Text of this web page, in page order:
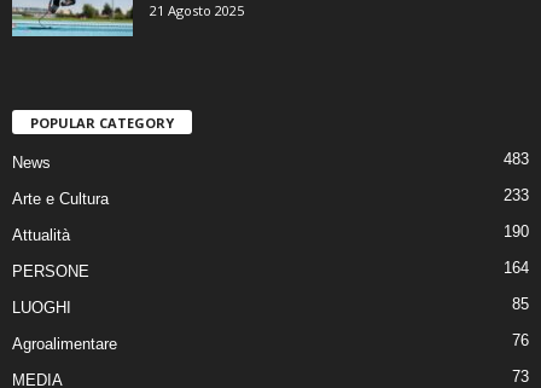
21 Agosto 2025
POPULAR CATEGORY
News 483
Arte e Cultura 233
Attualità 190
PERSONE 164
LUOGHI 85
Agroalimentare 76
MEDIA 73